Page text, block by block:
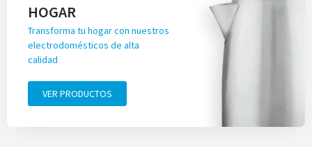
HOGAR
Transforma tu hogar con nuestros
electrodomésticos de alta
calidad
VER PRODUCTOS